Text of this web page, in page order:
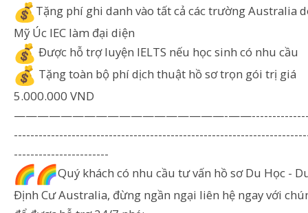
Tặng phí ghi danh vào tất cả các trường Australia
Mỹ Úc IEC làm đại diện
Được hỗ trợ luyện IELTS nếu học sinh có nhu cầu
Tặng toàn bộ phí dịch thuật hồ sơ trọn gói trị giá
5.000.000 VND
——————————————————-
-----------------------
Quý khách có nhu cầu tư vấn hồ sơ Du Học -
Định Cư Australia, đừng ngần ngại liên hệ ngay với